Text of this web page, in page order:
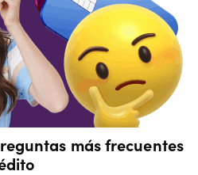
más frecuentes